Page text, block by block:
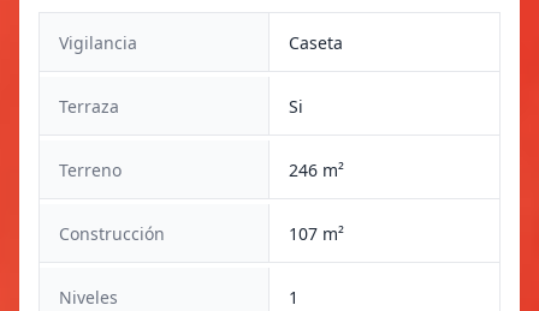
Vigilancia Caseta
Terraza Si
Terreno 246 m²
Construcción 107 m²
Niveles 1